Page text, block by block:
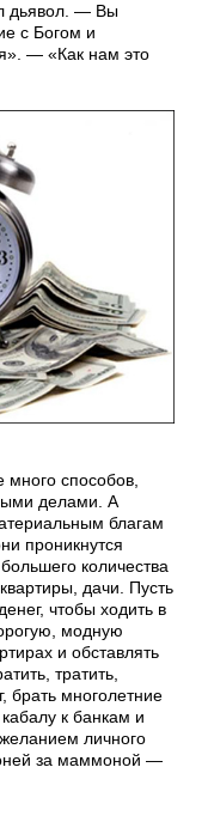
дьявол. — Вы
с Богом и
— «Как нам это
способов,
делами. А
благам
проникнутся
количества
дачи. Пусть
чтобы ходить в
модную
и обставлять
тратить,
брать многолетние
к банкам и
личного
за маммоной —